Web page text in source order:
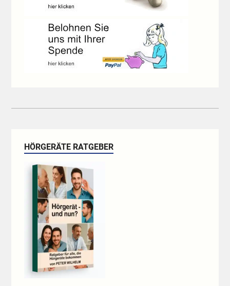
HÖRGERÄTE RATGEBER